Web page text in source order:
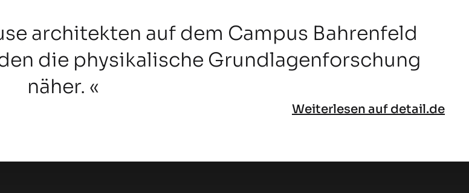
architekten auf dem Campus Bahrenfeld
die physikalische Grundlagenforschung
näher.
Weiterlesen auf detail.de